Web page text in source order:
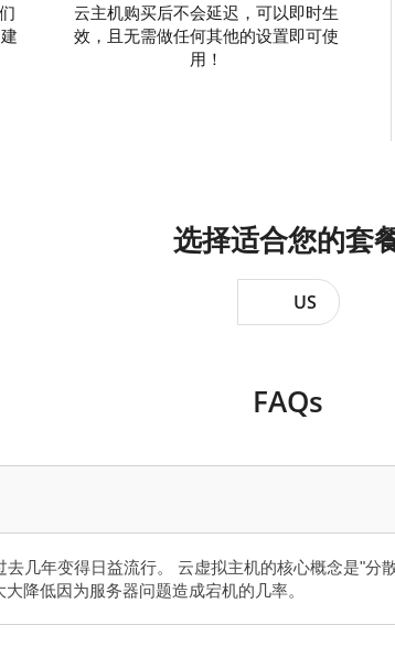
云主机购买后不会延迟，可以即时生
效，且无需做任何其他的设置即可使
用！
选择适合您的套
US
FAQs
几年变得日益流行。 云虚拟主机的核心概念是"分
降低因为服务器问题造成宕机的几率。